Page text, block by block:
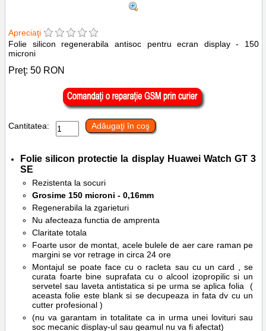
Apreciaţi
Folie silicon regenerabila antisoc pentru ecran display - 150
microni
Preţ: 50 RON
Cantitatea: Adăugaţi în coş
Folie silicon protectie la display Huawei Watch GT 3
SE
Rezistenta la socuri
Grosime 150 microni - 0,16mm
Regenerabila la zgarieturi
Nu afecteaza functia de amprenta
Claritate totala
Foarte usor de montat, acele bulele de aer care raman pe
margini se vor retrage in circa 24 ore
Montajul se poate face cu o racleta sau cu un card , se
curata foarte bine suprafata cu o alcool izopropilic si un
servetel sau laveta antistatica si pe urma se aplica folia (
aceasta folie este blank si se decupeaza in fata dv cu un
cutter profesional )
(nu va garantam in totalitate ca in urma unei lovituri sau
soc mecanic display-ul sau geamul nu va fi afectat)